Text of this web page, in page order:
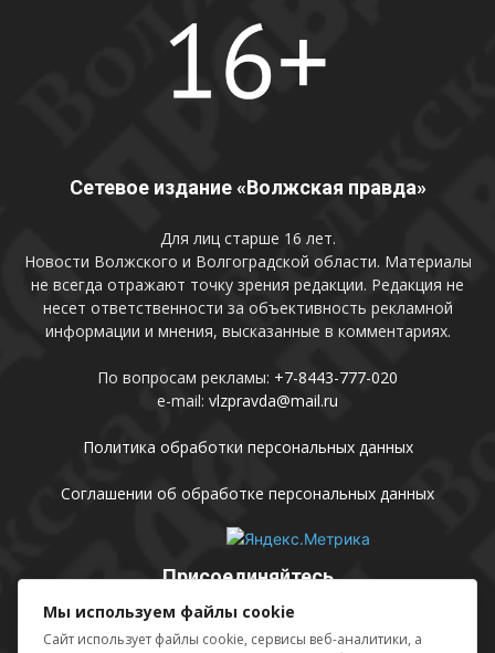
Сетевое издание «Волжская правда»
Для лиц старше 16 лет.
Новости Волжского и Волгоградской области. Материалы
не всегда отражают точку зрения редакции. Редакция не
несет ответственности за объективность рекламной
информации и мнения, высказанные в комментариях.
По вопросам рекламы: +7-8443-777-020
e-mail: vlzpravda@mail.ru
Политика обработки персональных данных
Соглашении об обработке персональных данных
Присоединяйтесь
Мы используем файлы cookie
Сайт использует файлы cookie, сервисы веб-аналитики, а